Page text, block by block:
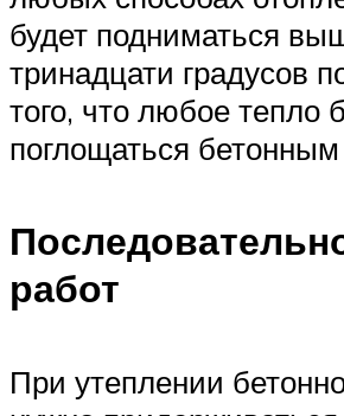
будет подниматься
тринадцати градусов
того, что любое тепло
поглощаться
работ
При утеплении